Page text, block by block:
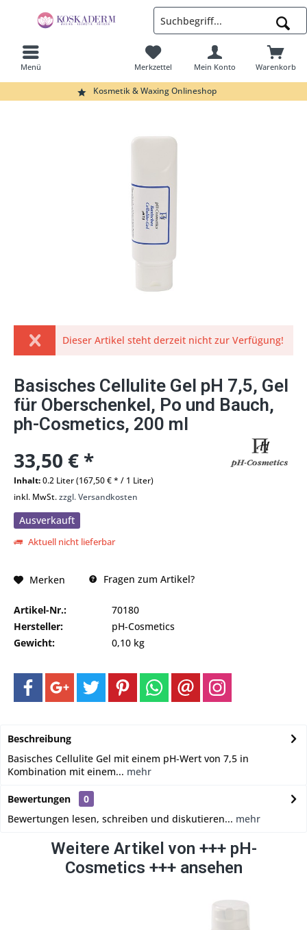
Kosmetik & Waxing Onlineshop
Menü Warenkorb
Merkzettel Mein Konto
Dieser Artikel steht derzeit nicht zur Verfügung!
Basisches Cellulite Gel pH 7,5, Gel
für Oberschenkel, Po und Bauch,
ph-Cosmetics, 200 ml
33,50 € *
Inhalt:0.2 Liter (167,50 € * / 1 Liter)
inkl. MwSt.zzgl. Versandkosten
Ausverkauft
Aktuell nicht lieferbar
Merken Fragen zum Artikel?
Artikel-Nr.:
70180
Hersteller:
pH-Cosmetics
Gewicht:
0,10 kg
Beschreibung
Basisches Cellulite Gel mit einem pH-Wert von 7,5 in
Kombination mit einem... mehr
Bewertungen
0
Bewertungen lesen, schreiben und diskutieren... mehr
Weitere Artikel von +++ pH-
Cosmetics +++ ansehen